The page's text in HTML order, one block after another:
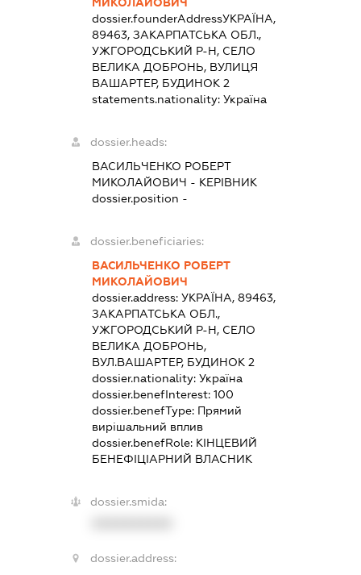
МИКОЛАЙОВИЧ
dossier.founderAddressУКРАЇНА,
89463, ЗАКАРПАТСЬКА ОБЛ.,
УЖГОРОДСЬКИЙ Р-Н, СЕЛО
ВЕЛИКА ДОБРОНЬ, ВУЛИЦЯ
ВАШАРТЕР, БУДИНОК 2
statements.nationality:Україна
dossier.heads:
ВАСИЛЬЧЕНКО РОБЕРТ
МИКОЛАЙОВИЧ - КЕРІВНИК
dossier.position -
dossier.beneficiaries:
ВАСИЛЬЧЕНКО РОБЕРТ
МИКОЛАЙОВИЧ
dossier.address:УКРАЇНА, 89463,
ЗАКАРПАТСЬКА ОБЛ.,
УЖГОРОДСЬКИЙ Р-Н, СЕЛО
ВЕЛИКА ДОБРОНЬ,
ВУЛ.ВАШАРТЕР, БУДИНОК 2
dossier.nationality:Україна
dossier.benefInterest:100
dossier.benefType: Прямий
вирішальний вплив
dossier.benefRole: КІНЦЕВИЙ
БЕНЕФІЦІАРНИЙ ВЛАСНИК
dossier.smida:
dossier.address: